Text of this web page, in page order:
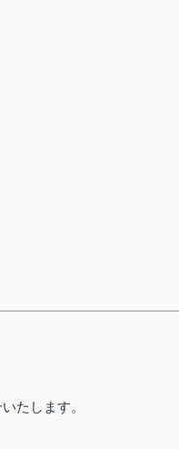
たします。